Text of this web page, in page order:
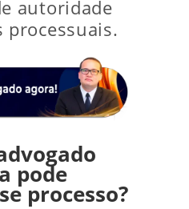
autoridade
processuais.
pode
processo?